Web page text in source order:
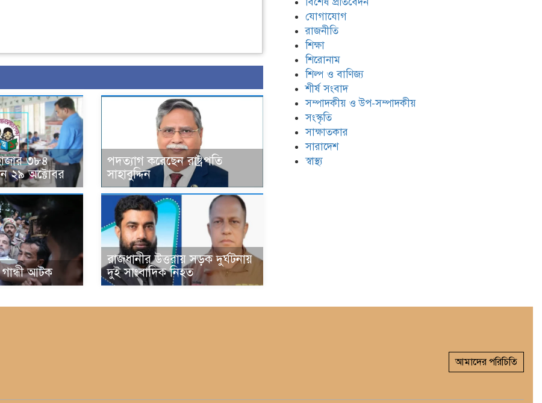
৩৮৪
২৯ অক্টোবর
পদত্যাগ করেছেন রাষ্ট্রপতি
সাহাবুদ্দিন
গান্ধী আটক
রাজধানীর উত্তরায় সড়ক দুর্ঘটনায়
দুই সাংবাদিক নিহত
যোগাযোগ
রাজনীতি
শিক্ষা
শিরোনাম
শিল্প ও বাণিজ্য
শীর্ষ সংবাদ
সম্পাদকীয় ও উপ-সম্পাদকীয়
সংস্কৃতি
সাক্ষাতকার
সারাদেশ
স্বাস্থ্য
আমাদের পরিচিতি